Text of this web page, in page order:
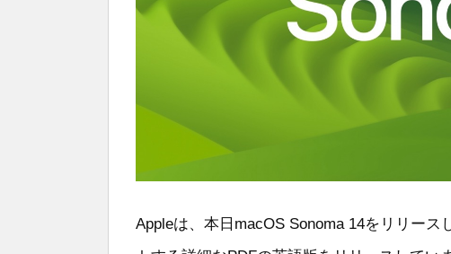
Appleは、本日macOS Sonoma 14をリリース